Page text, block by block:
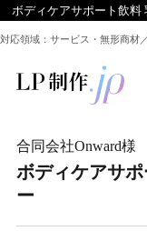
合同会社Onward様
ボディケアサ
ー